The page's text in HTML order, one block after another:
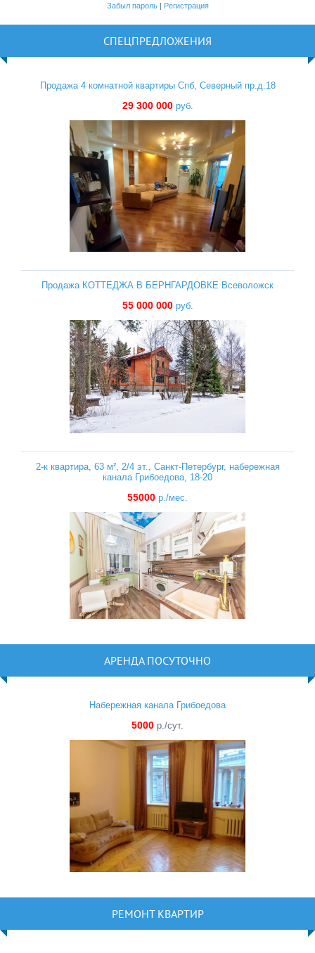
Забыл пароль| Регистрация
СПЕЦПРЕДЛОЖЕНИЯ
Продажа 4 комнатной квартиры Спб, Северный пр.д.18
29 300 000руб.
Продажа КОТТЕДЖА В БЕРНГАРДОВКЕ Всеволожск
55 000 000руб.
2-к квартира, 63 м², 2/4 эт., Санкт-Петербург, набережная
канала Грибоедова, 18-20
55000 р./мес.
АРЕНДА ПОСУТОЧНО
Набережная канала Грибоедова
5000 р./сут.
РЕМОНТ КВАРТИР